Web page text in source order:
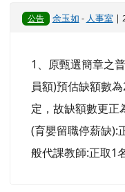
公告 余玉如 - 人事室 |
1、原甄選簡章之
員額)預估缺額數
定，故缺額數更正
(育嬰留職停薪缺):
般代課教師:正取1